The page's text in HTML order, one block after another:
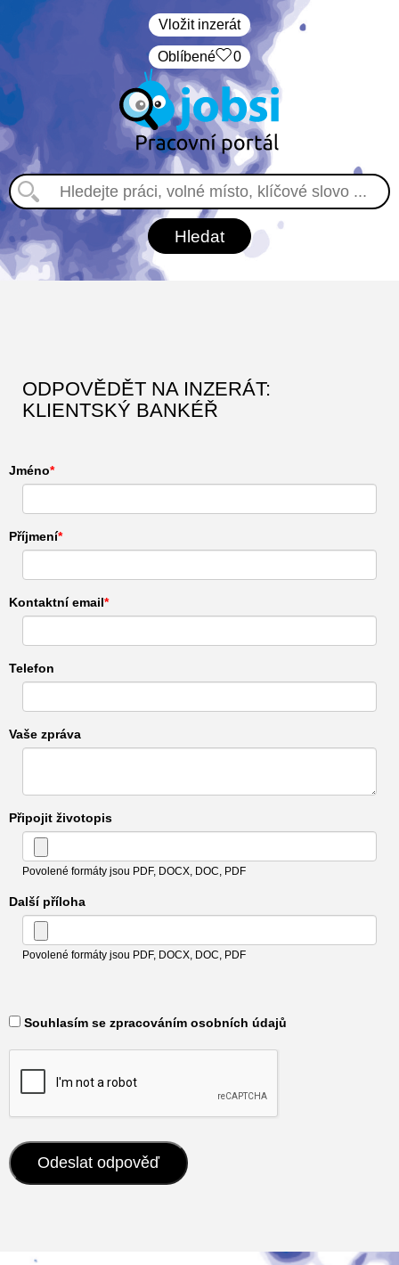
Vložit inzerát
Oblíbené 0
ODPOVĚDĚT NA INZERÁT:
KLIENTSKÝ BANKÉŘ
Jméno
Příjmení
Kontaktní email
Telefon
Vaše zpráva
Připojit životopis
Povolené formáty jsou PDF, DOCX, DOC, PDF
Další příloha
Povolené formáty jsou PDF, DOCX, DOC, PDF
​ Souhlasím se zpracováním osobních údajů